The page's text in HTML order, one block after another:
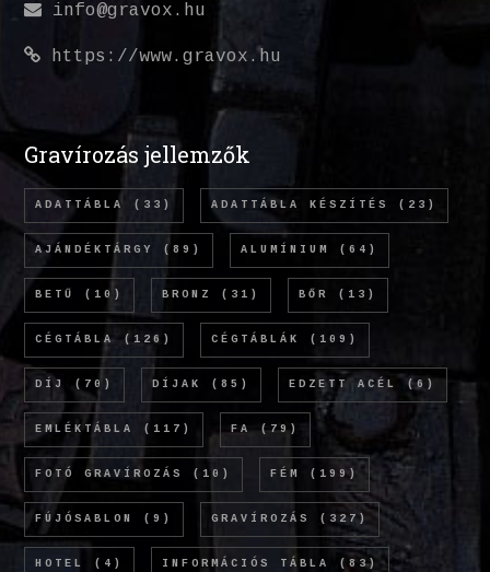
info@gravox.hu
https://www.gravox.hu
Gravírozás jellemzők
ADATTÁBLA (33) ADATTÁBLA KÉSZÍTÉS (23)
AJÁNDÉKTÁRGY (89) ALUMÍNIUM (64)
BETŰ (10) BRONZ (31) BŐR (13)
CÉGTÁBLA (126) CÉGTÁBLÁK (109)
DÍJ (70) DÍJAK (85) EDZETT ACÉL (6)
EMLÉKTÁBLA (117) FA (79)
FOTÓ GRAVÍROZÁS (10) FÉM (199)
FÚJÓSABLON (9) GRAVÍROZÁS (327)
HOTEL (4) INFORMÁCIÓS TÁBLA (83)